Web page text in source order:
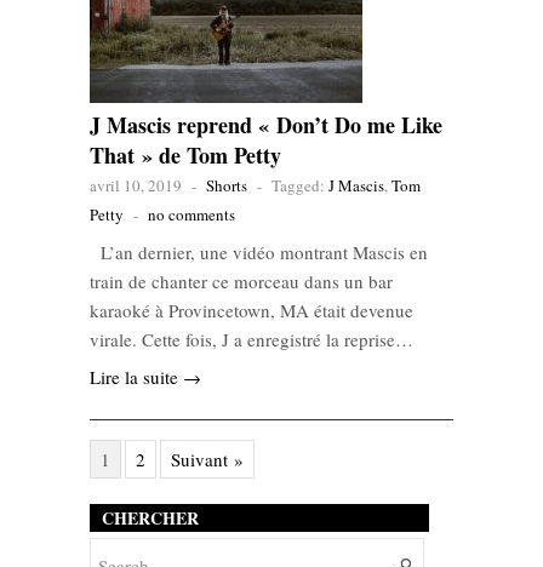
J Mascis reprend « Don’t Do me Like
That » de Tom Petty
avril 10, 2019 - Shorts - Tagged: J Mascis,Tom
Petty - no comments
L’an dernier, une vidéo montrant Mascis en
train de chanter ce morceau dans un bar
karaoké à Provincetown, MA était devenue
virale. Cette fois, J a enregistré la reprise…
Lire la suite →
1 2 Suivant »
CHERCHER